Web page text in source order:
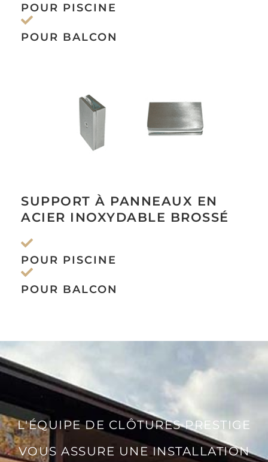
POUR PISCINE
POUR BALCON
SUPPORT À PANNEAUX EN
ACIER INOXYDABLE BROSSÉ
POUR PISCINE
POUR BALCON
L'ÉQUIPE DE CLÔTURES PRESTIGE
VOUS ASSURE UNE INSTALLATION